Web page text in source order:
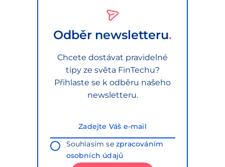
Odběr newsletteru
Chcete dostávat pravidelné
tipy ze světa FinTechu?
Přihlaste se k odběru našeho
newsletteru.
Souhlasím sezpracováním
osobních údajů